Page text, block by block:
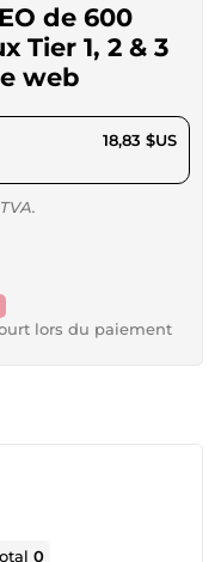
de 600
Tier 1, 2 & 3
web
18,83 $US
lors du paiement
0